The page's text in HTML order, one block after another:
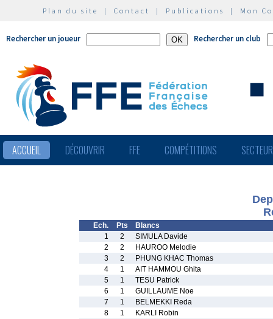
Plan du site | Contact | Publications | Mon
Rechercher un joueur Rechercher un club
ACCUEIL DÉCOUVRIR FFE COMPÉTITIONS
Ech. Pts
Blancs
1
2
SIMULA Davide
2
2
HAUROO Melodie
3
2
PHUNG KHAC Thomas
4
1
AIT HAMMOU Ghita
5
1
TESU Patrick
6
1
GUILLAUME Noe
7
1
BELMEKKI Reda
8
1
KARLI Robin